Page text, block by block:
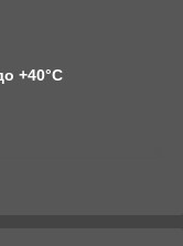
+40°С